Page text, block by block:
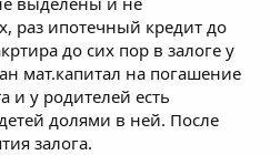
раз ипотечный кредит до
до сих пор в залоге у
мат.капитал на погашение
и у родителей есть
долями в ней. После
залога.